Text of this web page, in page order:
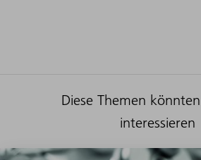
Diese Themen
interessieren